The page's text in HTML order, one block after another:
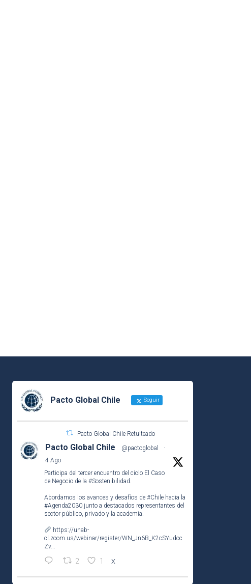
Pacto Global Chile Seguir
Pacto Global Chile Retuiteado
Pacto Global Chile @pactoglobal
·
4 Ago
Participa del tercer encuentro del ciclo El Caso
de Negocio de la #Sostenibilidad
Abordamos los avances y desafíos de #Chile hacia la
#Agenda2030 junto a destacados representantes del
sector público, privado y la academia.
https://unab-
cl.zoom.us/webinar/register/WN_Jn6B_K2cSYudoc
Zv...
2 1 X